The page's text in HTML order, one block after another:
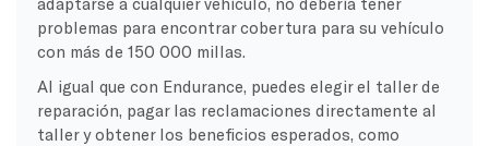
problemas para encontrar cobertura para su vehículo
con más de 150 000 millas.
Al igual que con Endurance, puedes elegir el taller de
reparación, pagar las reclamaciones directamente al
taller y obtener los beneficios esperados, como